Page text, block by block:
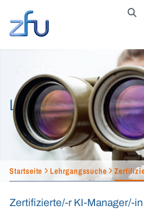
Zentralstelle für Fernunterricht
Lehrgangssuche
Startseite Lehrgangssuche
Zertifizierte/-r KI-Manager/-